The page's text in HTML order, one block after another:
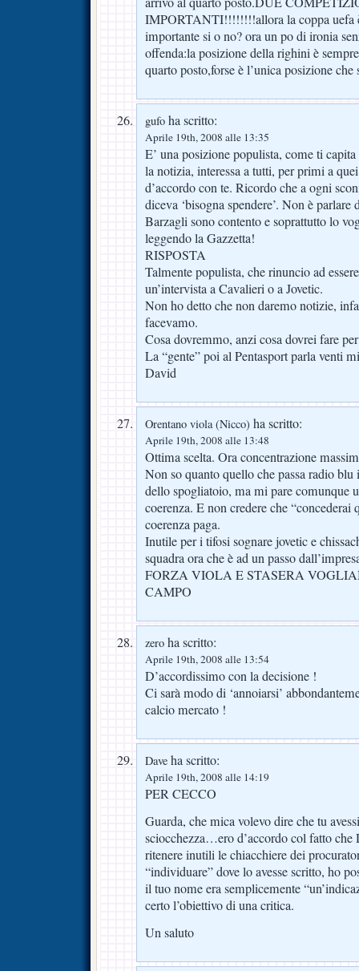
IMPORTANTI!!!!!!!!allora la coppa uefa
importante si o no? ora un po di ironia
offenda:la posizione della righini è
quarto posto,forse è l’unica posizione
gufo ha scritto:
Aprile 19th, 2008 alle 13:35
E’ una posizione populista, come ti capita
la notizia, interessa a tutti, per primi a
d’accordo con te. Ricordo che a ogni
diceva ‘bisogna spendere’. Non è
Barzagli sono contento e soprattutto lo
leggendo la Gazzetta!
RISPOSTA
Talmente populista, che rinuncio ad
un’intervista a Cavalieri o a Jovetic.
Non ho detto che non daremo notizie,
facevamo.
Cosa dovremmo, anzi cosa dovrei fare
La “gente” poi al Pentasport parla venti
David
Orentano viola (Nicco) ha scritto:
Aprile 19th, 2008 alle 13:48
Ottima scelta. Ora concentrazione
Non so quanto quello che passa radio
dello spogliatoio, ma mi pare comunque
coerenza. E non credere che “concederai
coerenza paga.
Inutile per i tifosi sognare jovetic e
squadra ora che è ad un passo
FORZA VIOLA E STASERA
CAMPO
zero ha scritto:
Aprile 19th, 2008 alle 13:54
D’accordissimo con la decisione !
Ci sarà modo di ‘annoiarsi’
calcio mercato !
Dave ha scritto:
Aprile 19th, 2008 alle 14:19
PER CECCO
Guarda, che mica volevo dire che tu
sciocchezza…ero d’accordo col fatto che
ritenere inutili le chiacchiere dei
“individuare” dove lo avesse scritto, ho
il tuo nome era semplicemente
certo l’obiettivo di una critica.
Un saluto